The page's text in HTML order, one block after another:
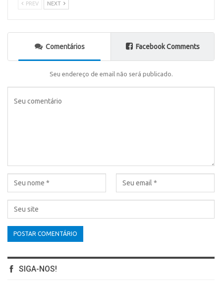
PREV NEXT
Comentários Facebook Comments
Seu endereço de email não será publicado.
SIGA-NOS!